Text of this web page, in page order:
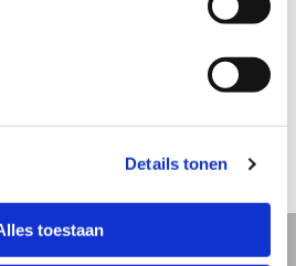
Details tonen
toestaan
Title [1/4] words